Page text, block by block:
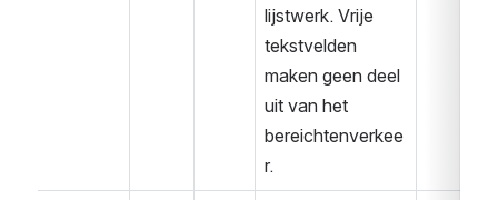
lijstwerk. Vrije
tekstvelden
maken geen deel
uit van het
bereichtenverkee
r.